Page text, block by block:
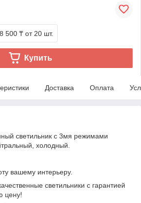
8 500 ₸ от 20 шт.
Купить
Доставка Оплата
светильник с 3мя режимами
холодный.
вашему интерьеру.
светильники с гарантией
цену!